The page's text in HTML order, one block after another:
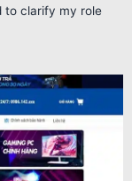
to clarify my role